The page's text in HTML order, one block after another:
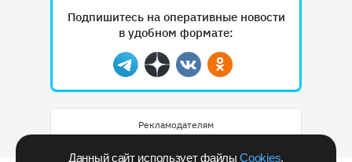
Данный сайт использует файлыCookies.
Подпишитесь на оперативные новости
в удобном формате:
Telegram
ДзенВконтактеОдноклассники
Рекламодателям